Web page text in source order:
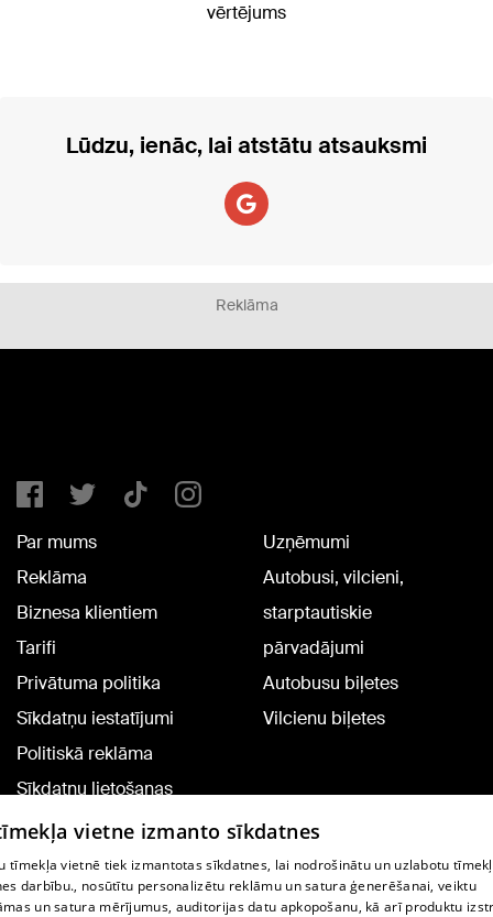
vērtējums
Lūdzu, ienāc, lai atstātu atsauksmi
Reklāma
Par mums
Reklāma
Biznesa klientiem
Tarifi
Privātuma politika
Sīkdatņu iestatījumi
Politiskā reklāma
Sīkdatņu lietošanas
noteikumi
Komentāru pievienošana
Uzņēmumi
Autobusi, vilcieni,
starptautiskie
pārvadājumi
Autobusu biļetes
Vilcienu biļetes
TV programma
vietne izmanto sīkdatnes
tīmekļa vietnē tiek izmantotas sīkdatnes, lai nodrošinātu un uzlabotu
darbību., nosūtītu personalizētu reklāmu un satura ģenerēšanai, veiktu
un satura mērījumus, auditorijas datu apkopošanu, kā arī produktu